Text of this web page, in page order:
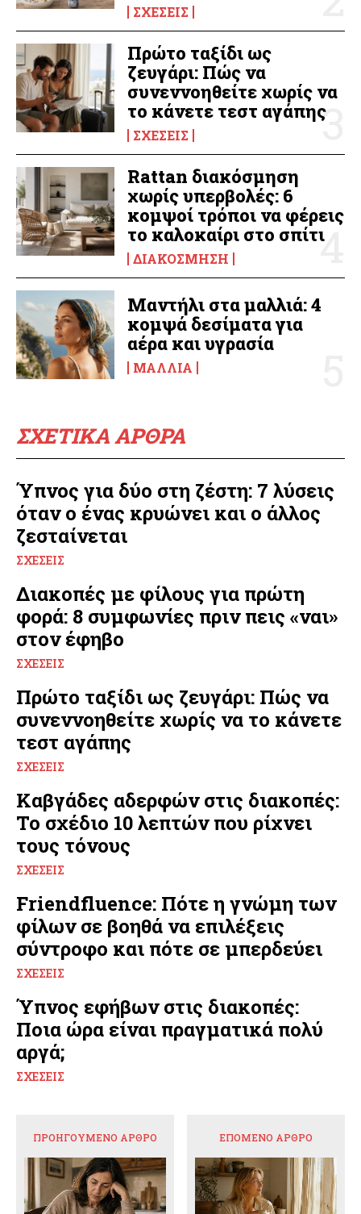
ΣΧΈΣΕΙΣ
Πρώτο ταξίδι ως
ζευγάρι: Πώς να
συνεννοηθείτε χωρίς να
το κάνετε τεστ αγάπης
ΣΧΈΣΕΙΣ
Rattan διακόσμηση
χωρίς υπερβολές: 6
κομψοί τρόποι να φέρεις
το καλοκαίρι στο σπίτι
ΔΙΑΚΌΣΜΗΣΗ
Μαντήλι στα μαλλιά: 4
κομψά δεσίματα για
αέρα και υγρασία
ΜΑΛΛΙΆ
ΣΧΕΤΙΚΑ ΑΡΘΡΑ
Ύπνος για δύο στη ζέστη: 7 λύσεις
όταν ο ένας κρυώνει και ο άλλος
ζεσταίνεται
ΣΧΈΣΕΙΣ
Διακοπές με φίλους για πρώτη
φορά: 8 συμφωνίες πριν πεις «ναι»
στον έφηβο
ΣΧΈΣΕΙΣ
Πρώτο ταξίδι ως ζευγάρι: Πώς να
συνεννοηθείτε χωρίς να το κάνετε
τεστ αγάπης
ΣΧΈΣΕΙΣ
Καβγάδες αδερφών στις διακοπές:
Το σχέδιο 10 λεπτών που ρίχνει
τους τόνους
ΣΧΈΣΕΙΣ
Friendfluence: Πότε η γνώμη των
φίλων σε βοηθά να επιλέξεις
σύντροφο και πότε σε μπερδεύει
ΣΧΈΣΕΙΣ
Ύπνος εφήβων στις διακοπές:
Ποια ώρα είναι πραγματικά πολύ
αργά;
ΣΧΈΣΕΙΣ
ΠΡΟΗΓΟΎΜΕΝΟ ΆΡΘΡΟ ΕΠΌΜΕΝΟ ΆΡΘΡΟ